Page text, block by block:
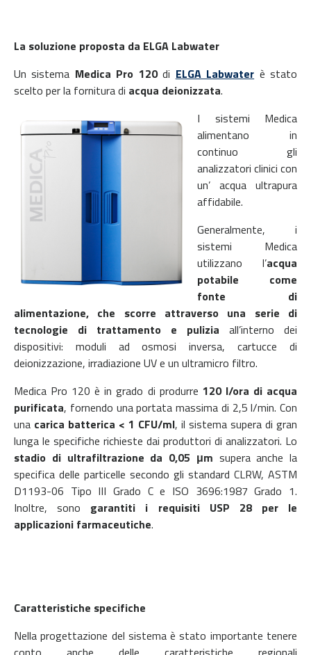
La soluzione proposta da ELGA Labwater
Un sistema Medica Pro 120di ELGA Labwater è stato
scelto per la fornitura di acqua deionizzata.
I sistemi Medica
alimentano in
continuo gli
analizzatori clinici con
un’ acqua ultrapura
affidabile.
Generalmente, i
sistemi Medica
utilizzano l’acqua
potabile come
fonte di
alimentazione, che scorre attraverso una serie di
tecnologie di trattamento e pulizia all’interno dei
dispositivi: moduli ad osmosi inversa, cartucce di
deionizzazione, irradiazione UV e un ultramicro filtro.
Medica Pro 120 è in grado di produrre 120 l/ora di acqua
purificata, fornendo una portata massima di 2,5 l/min. Con
una carica batterica < 1 CFU/ml, il sistema supera di gran
lunga le specifiche richieste dai produttori di analizzatori. Lo
stadio di ultrafiltrazione da 0,05 μm supera anche la
specifica delle particelle secondo gli standard CLRW, ASTM
D1193-06 Tipo III Grado C e ISO 3696:1987 Grado 1.
Inoltre, sono garantiti i requisiti USP 28 per le
applicazioni farmaceutiche.
Caratteristiche specifiche
Nella progettazione del sistema è stato importante tenere